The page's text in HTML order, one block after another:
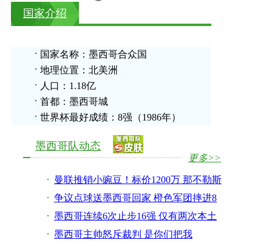
国家介绍
国家名称：墨西哥合众国
地理位置：北美洲
人口：1.18亿
首都：墨西哥城
世界杯最好成绩：8强（1986年）
墨西哥队动态
更多>>
曼联推销小豌豆！标价1200万 那不勒斯
有意求购
争议点球送墨西哥回家 橙色军团摔进8
强靠影帝
墨西哥连续6次止步16强 仅有两次本土
八强战绩
墨西哥主帅怒斥裁判 是你们把我